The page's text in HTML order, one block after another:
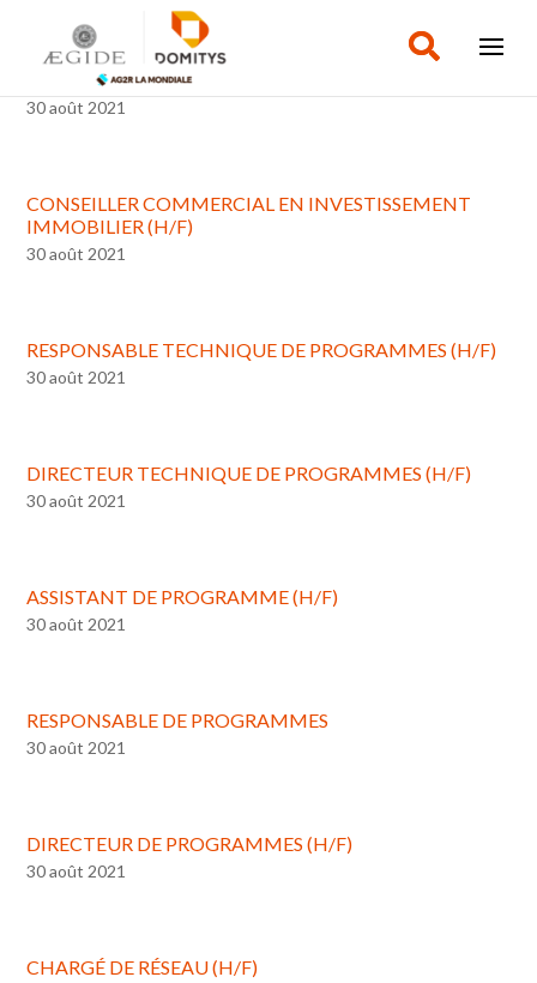
CHARGÉ DE PARTENARIATS (H/F)
30 août 2021
CONSEILLER COMMERCIAL EN INVESTISSEMENT
IMMOBILIER (H/F)
30 août 2021
RESPONSABLE TECHNIQUE DE PROGRAMMES (H/F)
30 août 2021
DIRECTEUR TECHNIQUE DE PROGRAMMES (H/F)
30 août 2021
ASSISTANT DE PROGRAMME (H/F)
30 août 2021
RESPONSABLE DE PROGRAMMES
30 août 2021
DIRECTEUR DE PROGRAMMES (H/F)
30 août 2021
CHARGÉ DE RÉSEAU (H/F)